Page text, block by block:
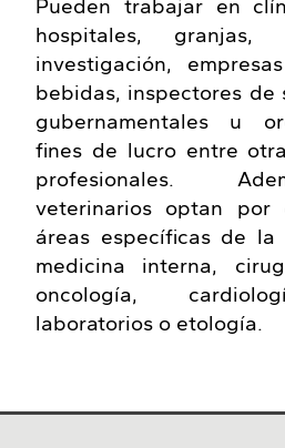
Pueden trabajar en
hospitales, granjas,
investigación,
bebidas, inspectores de
gubernamentales u
fines de lucro entre
profesionales.
veterinarios optan por
áreas específicas de la
medicina interna,
oncología,
laboratorios o etología.